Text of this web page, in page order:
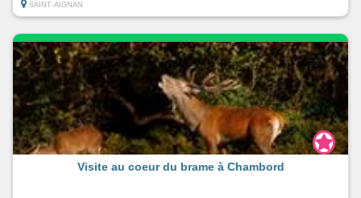
SAINT-AIGNAN
Visite au coeur du brame à Chambord